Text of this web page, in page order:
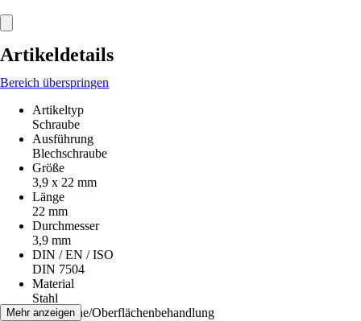
Artikeldetails
Bereich überspringen
Artikeltyp
Schraube
Ausführung
Blechschraube
Größe
3,9 x 22 mm
Länge
22 mm
Durchmesser
3,9 mm
DIN / EN / ISO
DIN 7504
Material
Stahl
Oberfläche/Oberflächenbehandlung
Mehr anzeigen